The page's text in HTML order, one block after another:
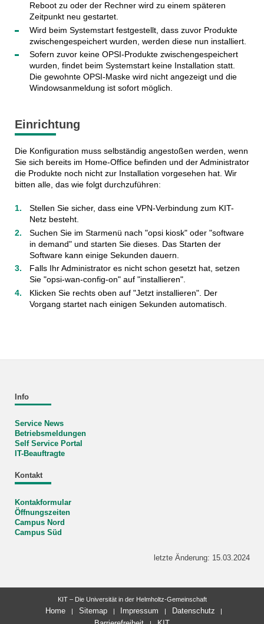
Reboot zu oder der Rechner wird zu einem späteren
Zeitpunkt neu gestartet.
Wird beim Systemstart festgestellt, dass zuvor Produkte
zwischengespeichert wurden, werden diese nun installiert.
Sofern zuvor keine OPSI-Produkte zwischengespeichert
wurden, findet beim Systemstart keine Installation statt.
Die gewohnte OPSI-Maske wird nicht angezeigt und die
Windowsanmeldung ist sofort möglich.
Einrichtung
Die Konfiguration muss selbständig angestoßen werden, wenn
Sie sich bereits im Home-Office befinden und der Administrator
die Produkte noch nicht zur Installation vorgesehen hat. Wir
bitten alle, das wie folgt durchzuführen:
Stellen Sie sicher, dass eine VPN-Verbindung zum KIT-
Netz besteht.
Suchen Sie im Starmenü nach "opsi kiosk" oder "software
in demand" und starten Sie dieses. Das Starten der
Software kann einige Sekunden dauern.
Falls Ihr Administrator es nicht schon gesetzt hat, setzen
Sie "opsi-wan-config-on" auf "installieren".
Klicken Sie rechts oben auf "Jetzt installieren". Der
Vorgang startet nach einigen Sekunden automatisch.
Info
Service News
Betriebsmeldungen
Self Service Portal
IT-Beauftragte
Kontakt
Kontakformular
Öffnungszeiten
Campus Nord
Campus Süd
letzte Änderung: 15.03.2024
KIT – Die Universität in der Helmholtz-Gemeinschaft
Home Sitemap Impressum
Datenschutz